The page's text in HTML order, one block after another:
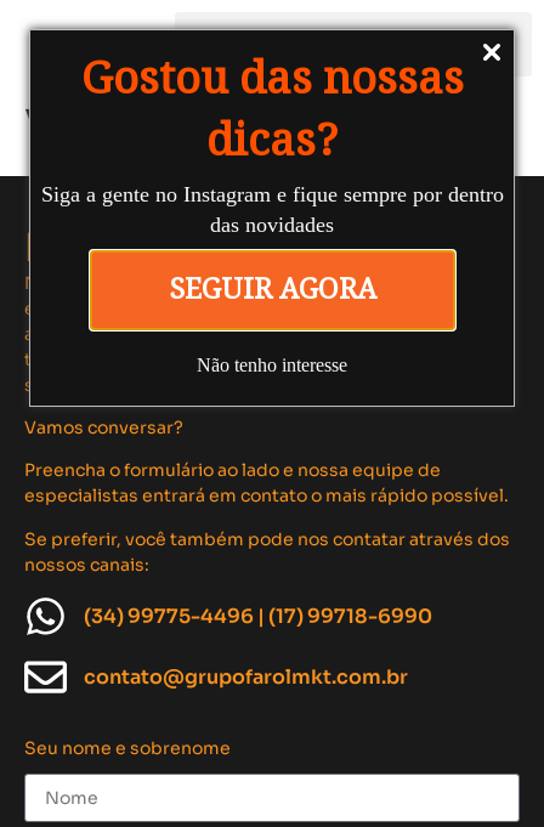
Gostou das nossas
dicas?
Siga a gente no Instagram e fique sempre por dentro
das novidades
SEGUIR AGORA
Não tenho interesse
Vinícius Marques
Fale conosco
Nosso time #FAROL de profissionais multidisciplinares
está pronto para criar soluções inovadoras e estratégias
autênticas que elevam sua performance digital,
transformando clientes em verdadeiros parceiros para o
seu negócio.
Vamos conversar?
Preencha o formulário ao lado e nossa equipe de
especialistas entrará em contato o mais rápido possível.
Se preferir, você também pode nos contatar através dos
nossos canais:
(34) 99775-4496 | (17) 99718-6990
contato@grupofarolmkt.com.br
Seu nome e sobrenome